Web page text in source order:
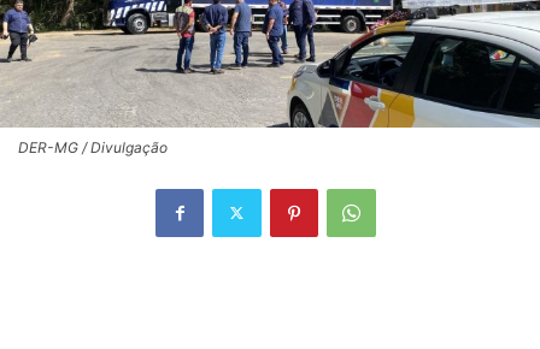
DER-MG / Divulgação